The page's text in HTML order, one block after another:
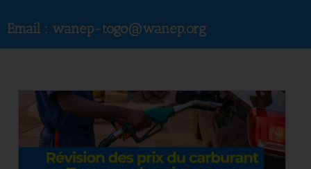
Email : wanep-togo@wanep.org